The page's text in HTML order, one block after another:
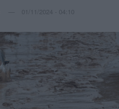
01/11/2024 - 04:10